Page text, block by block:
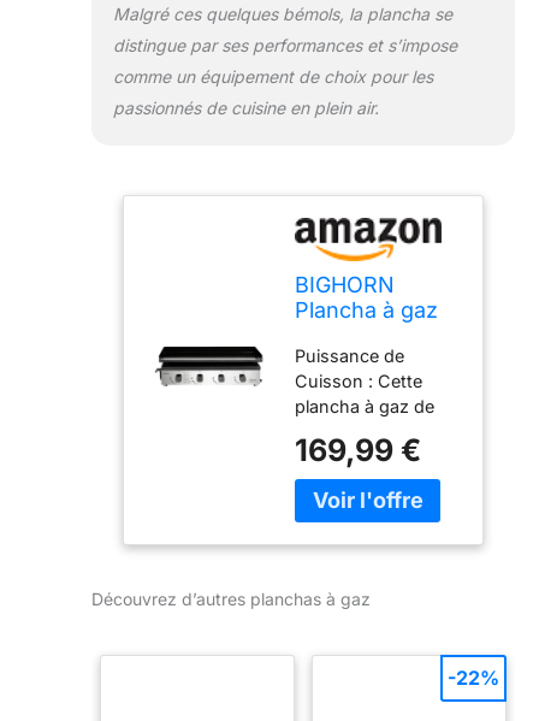
légumes et bien
plus encore, elle
plats préférés.
Malgré ces quelques bémols, la plancha se
distingue par ses performances et s’impose
comme un équipement de choix pour les
passionnés de cuisine en plein air.
BIGHORN
Plancha à gaz
surface de
cuisson avec 4
brûleurs
individuels，
Plancha
portable et
extérieur
Puissance de
Cuisson : Cette
plancha à gaz de
offre une puissance
de cuisson totale
de 10 kW, répartie
Généreuse : Avec
de cuisson noir, elle
permet de préparer
169,99 €
Découvrez d’autres planchas à gaz
-22%